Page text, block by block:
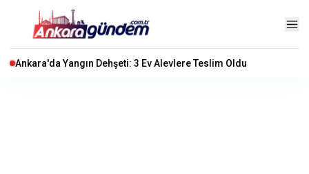
Ankara'da Yangın Dehşeti: 3 Ev Alevlere Teslim Oldu